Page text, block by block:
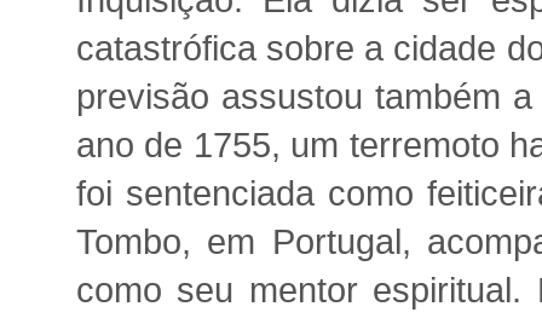
catastrófica sobre a cidade
previsão assustou também
ano de 1755, um terremoto
foi sentenciada como
Tombo, em Portugal,
como seu mentor